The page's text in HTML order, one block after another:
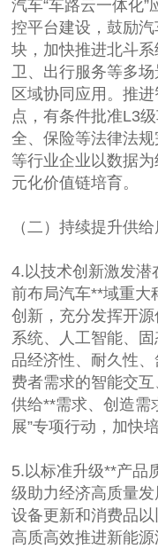
汽车“车路云一体化
控平台建设，鼓励
块，加快推进北斗
卫、出行服务等多
区域协同应用。推
点，有条件批准L3
全、保险等法律法
等行业企业以数据
元化价值链培育。
（二）持续提升供
4.以技术创新激发潜
前布局汽车**域重大
创新，充分发挥开
系统、人工智能、
品经济性、耐久性
费者需求的智能交
供给**需求、创造需
展”专项行动，加快
5.以标准升级**产品
级助力经济高质量发
设备更新和消费品
高质高效推进新能